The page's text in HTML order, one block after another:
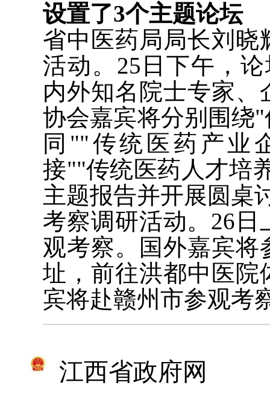
设置了3个主题论坛
省中医药局局长刘晓
活动。25日下午，
内外知名院士专家
协会嘉宾将分别围绕
同""传统医药产业
接""传统医药人才培
主题报告并开展圆桌
考察调研活动。26
观考察。国外嘉宾将
址，前往洪都中医院
宾将赴赣州市参观考
江西省政府网